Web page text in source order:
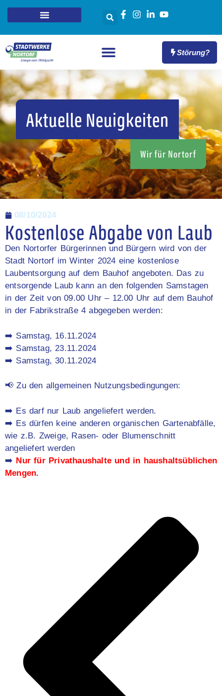
Störung?
Aktuelle Neuigkeiten
Wir für Nortorf
08/10/2024
Kostenlose Abgabe von Laub
Den Nortorfer Bürgerinnen und Bürgern wird von der
Stadt Nortorf im Winter 2024 eine kostenlose
Laubentsorgung auf dem Bauhof angeboten. Das zu
entsorgende Laub kann an den folgenden Samstagen
in der Zeit von 09.00 Uhr – 12.00 Uhr auf dem Bauhof
in der Fabrikstraße 4 abgegeben werden:
➡️ Samstag, 16.11.2024
➡️ Samstag, 23.11.2024
➡️ Samstag, 30.11.2024
📢 Zu den allgemeinen Nutzungsbedingungen:
➡️ Es darf nur Laub angeliefert werden.
➡️ Es dürfen keine anderen organischen Gartenabfälle,
wie z.B. Zweige, Rasen- oder Blumenschnitt
angeliefert werden
➡️ Nur für Privathaushalte und in haushaltsüblichen
Mengen.